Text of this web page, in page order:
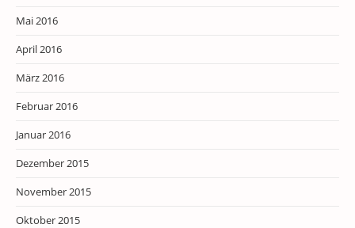
Mai 2016
April 2016
März 2016
Februar 2016
Januar 2016
Dezember 2015
November 2015
Oktober 2015